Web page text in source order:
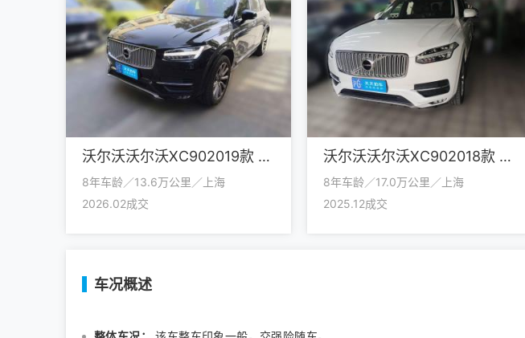
沃尔沃沃尔沃XC902019款 T6 智逸版 7座 国V
8年车龄／13.6万公里／上海
2026.02成交
沃尔沃沃尔沃XC902018款 T6 智逸版 7座
8年车龄／17.0万公里／上海
2025.12成交
车况概述